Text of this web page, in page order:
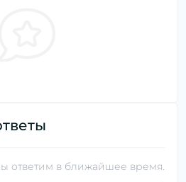
ответим в ближайшее время.